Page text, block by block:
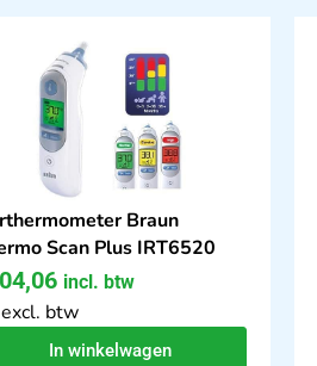
Braun
Scan Plus IRT6520
incl. btw
btw
In winkelwagen